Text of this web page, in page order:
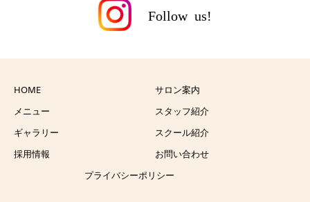
HOME
サロン案内
メニュー
スタッフ紹介
ギャラリー
スクール紹介
採用情報
お問い合わせ
プライバシーポリシー